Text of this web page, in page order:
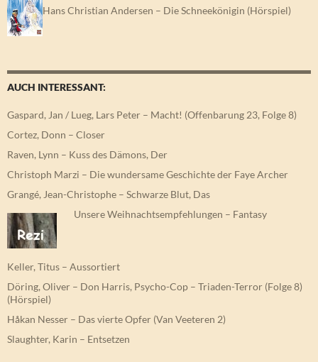
Hans Christian Andersen – Die Schneekönigin (Hörspiel)
AUCH INTERESSANT:
Gaspard, Jan / Lueg, Lars Peter – Macht! (Offenbarung 23, Folge 8)
Cortez, Donn – Closer
Raven, Lynn – Kuss des Dämons, Der
Christoph Marzi – Die wundersame Geschichte der Faye Archer
Grangé, Jean-Christophe – Schwarze Blut, Das
Unsere Weihnachtsempfehlungen – Fantasy
Keller, Titus – Aussortiert
Döring, Oliver – Don Harris, Psycho-Cop – Triaden-Terror (Folge 8)
(Hörspiel)
Håkan Nesser – Das vierte Opfer (Van Veeteren 2)
Slaughter, Karin – Entsetzen